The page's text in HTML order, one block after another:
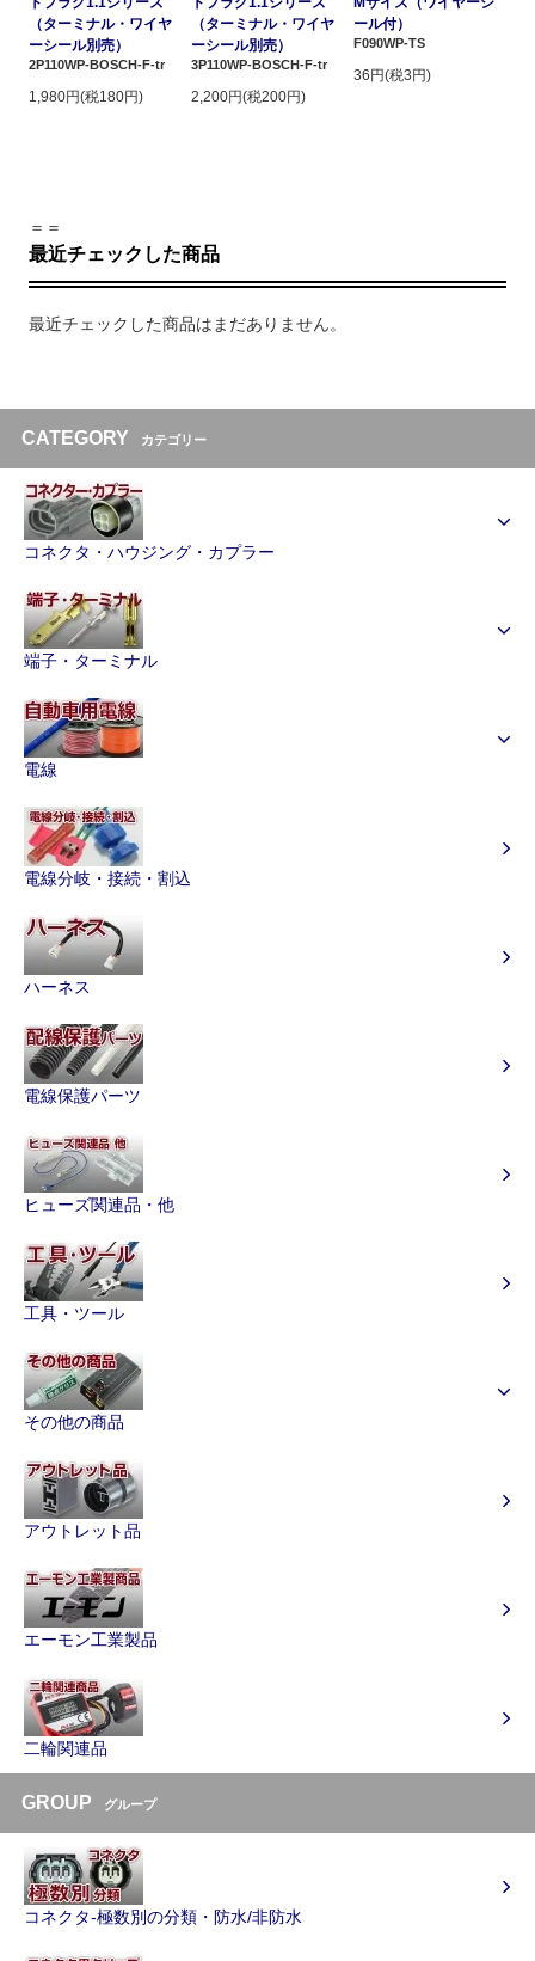
（ターミナル・ワイヤ
ーシール別売）
2P110WP-BOSCH-F-tr
1,980円(税180円)
（ターミナル・ワイヤ
ーシール別売）
3P110WP-BOSCH-F-tr
2,200円(税200円)
ール付）
F090WP-TS
36円(税3円)
＝＝
最近チェックした商品
最近チェックした商品はまだありません。
CATEGORY カテゴリー
コネクタ・ハウジング・カプラー
端子・ターミナル
電線
電線分岐・接続・割込
ハーネス
電線保護パーツ
ヒューズ関連品・他
工具・ツール
その他の商品
アウトレット品
エーモン工業製品
二輪関連品
GROUP グループ
コネクタ-極数別の分類・防水/非防水